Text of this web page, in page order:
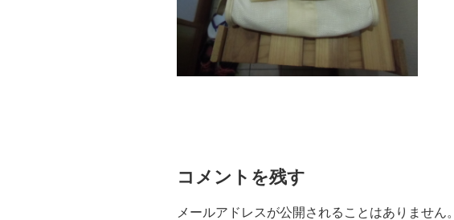
コメントを残す
メールアドレスが公開されることはありません。